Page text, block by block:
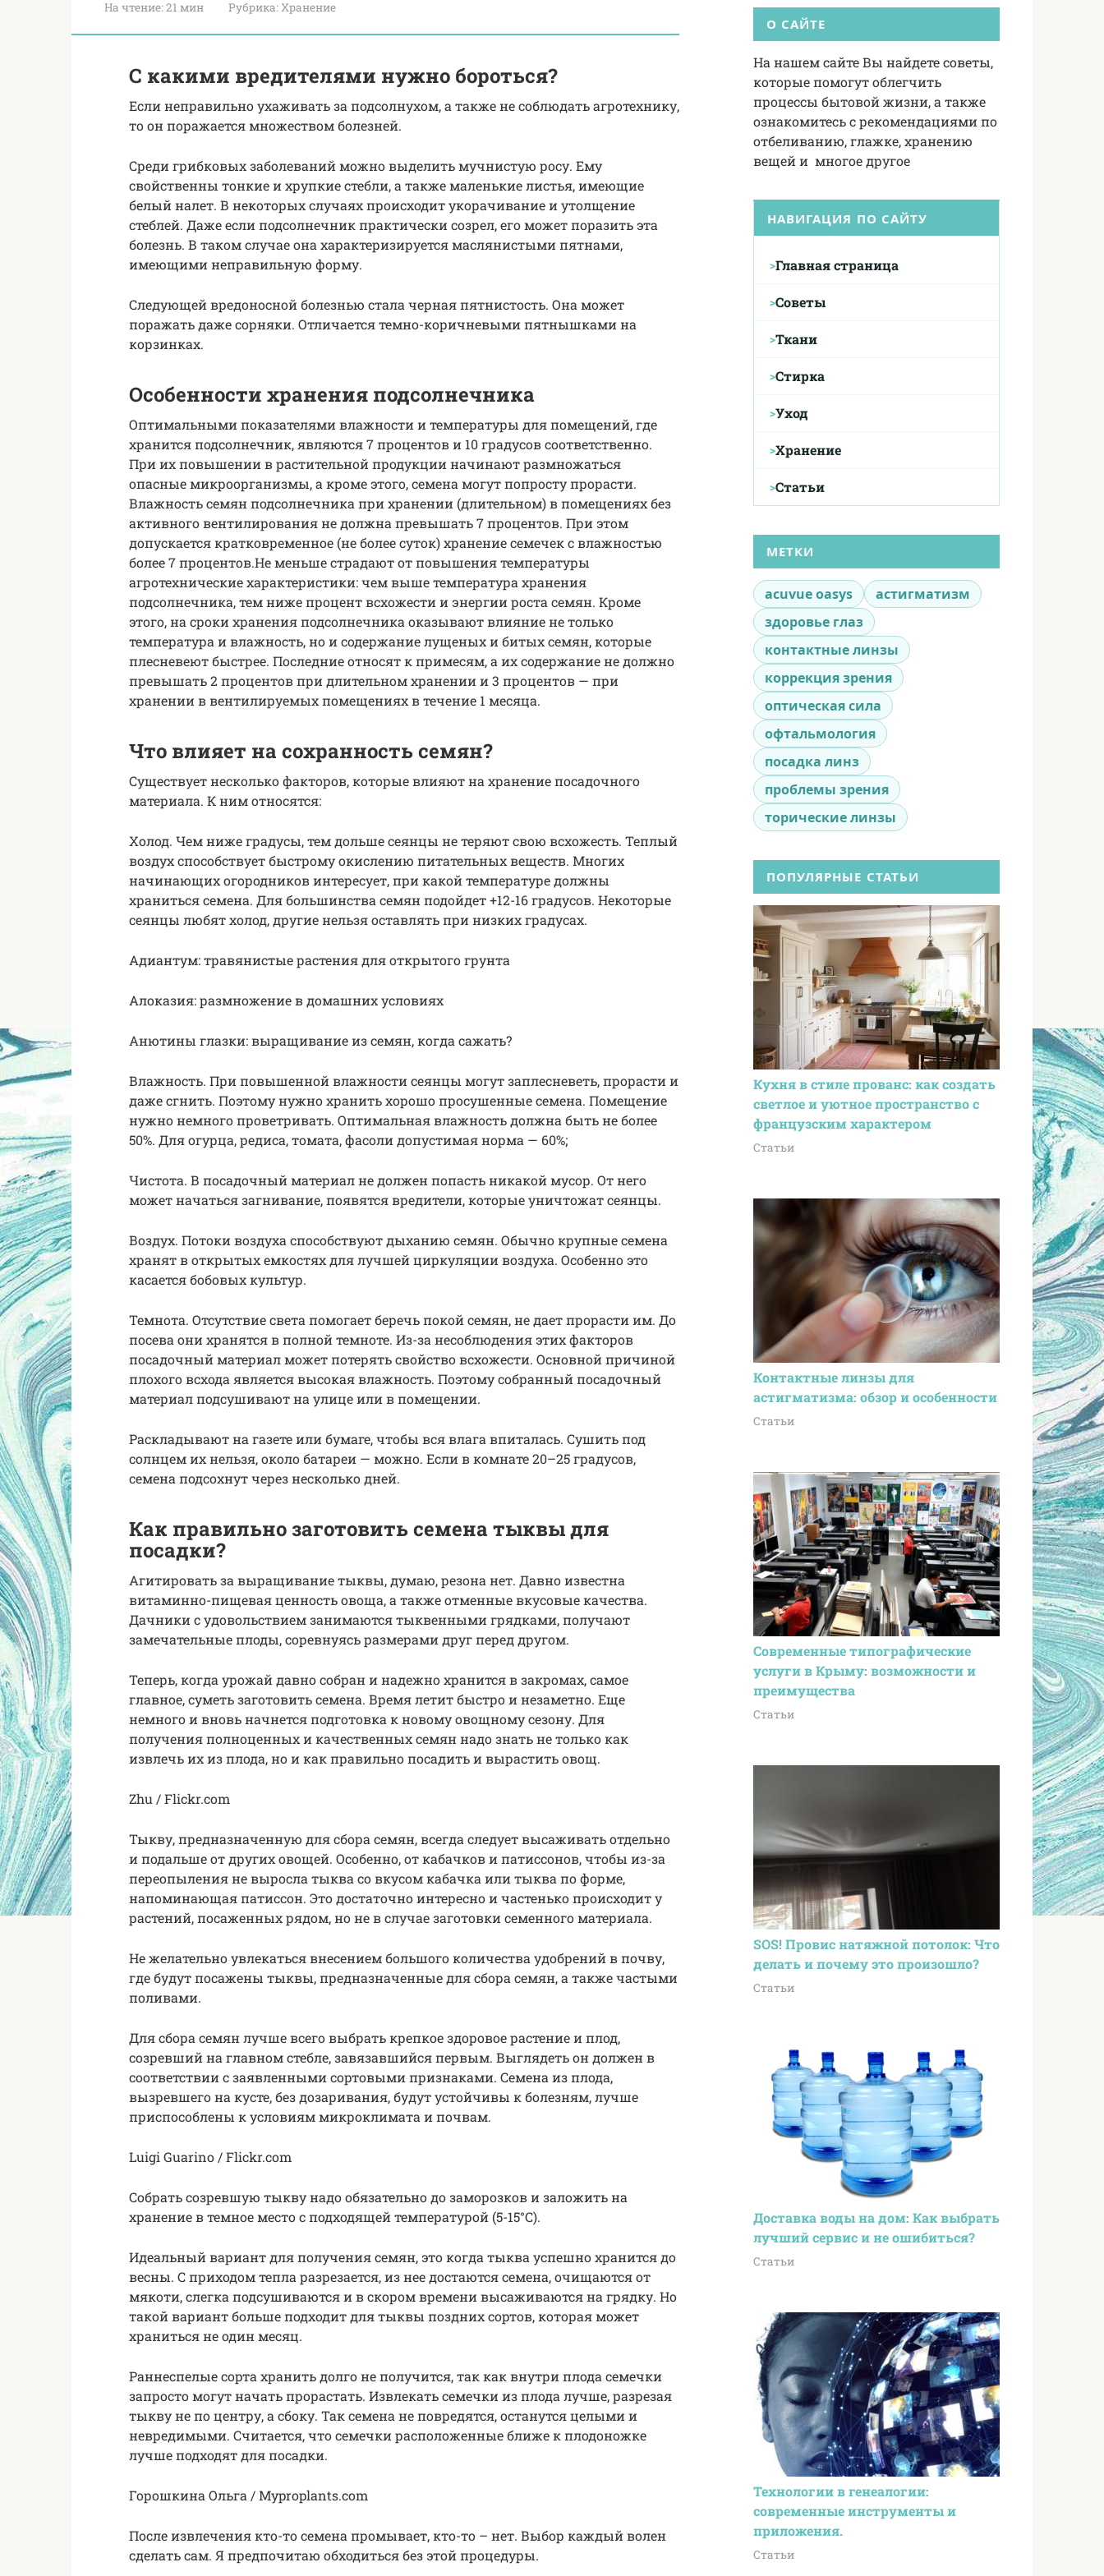
На чтение:21 мин Рубрика:Хранение
С какими вредителями нужно бороться?
Если неправильно ухаживать за подсолнухом, а также не соблюдать агротехнику,
то он поражается множеством болезней.
Среди грибковых заболеваний можно выделить мучнистую росу. Ему
свойственны тонкие и хрупкие стебли, а также маленькие листья, имеющие
белый налет. В некоторых случаях происходит укорачивание и утолщение
стеблей. Даже если подсолнечник практически созрел, его может поразить эта
болезнь. В таком случае она характеризируется маслянистыми пятнами,
имеющими неправильную форму.
Следующей вредоносной болезнью стала черная пятнистость. Она может
поражать даже сорняки. Отличается темно-коричневыми пятнышками на
корзинках.
Особенности хранения подсолнечника
Оптимальными показателями влажности и температуры для помещений, где
хранится подсолнечник, являются 7 процентов и 10 градусов соответственно.
При их повышении в растительной продукции начинают размножаться
опасные микроорганизмы, а кроме этого, семена могут попросту прорасти.
Влажность семян подсолнечника при хранении (длительном) в помещениях без
активного вентилирования не должна превышать 7 процентов. При этом
допускается кратковременное (не более суток) хранение семечек с влажностью
более 7 процентов.Не меньше страдают от повышения температуры
агротехнические характеристики: чем выше температура хранения
подсолнечника, тем ниже процент всхожести и энергии роста семян. Кроме
этого, на сроки хранения подсолнечника оказывают влияние не только
температура и влажность, но и содержание лущеных и битых семян, которые
плесневеют быстрее. Последние относят к примесям, а их содержание не должно
превышать 2 процентов при длительном хранении и 3 процентов — при
хранении в вентилируемых помещениях в течение 1 месяца.
Что влияет на сохранность семян?
Существует несколько факторов, которые влияют на хранение посадочного
материала. К ним относятся:
Холод. Чем ниже градусы, тем дольше сеянцы не теряют свою всхожесть. Теплый
воздух способствует быстрому окислению питательных веществ. Многих
начинающих огородников интересует, при какой температуре должны
храниться семена. Для большинства семян подойдет +12-16 градусов. Некоторые
сеянцы любят холод, другие нельзя оставлять при низких градусах.
Адиантум: травянистые растения для открытого грунта
Алоказия: размножение в домашних условиях
Анютины глазки: выращивание из семян, когда сажать?
Влажность. При повышенной влажности сеянцы могут заплесневеть, прорасти и
даже сгнить. Поэтому нужно хранить хорошо просушенные семена. Помещение
нужно немного проветривать. Оптимальная влажность должна быть не более
50%. Для огурца, редиса, томата, фасоли допустимая норма — 60%;
Чистота. В посадочный материал не должен попасть никакой мусор. От него
может начаться загнивание, появятся вредители, которые уничтожат сеянцы.
Воздух. Потоки воздуха способствуют дыханию семян. Обычно крупные семена
хранят в открытых емкостях для лучшей циркуляции воздуха. Особенно это
касается бобовых культур.
Темнота. Отсутствие света помогает беречь покой семян, не дает прорасти им. До
посева они хранятся в полной темноте. Из-за несоблюдения этих факторов
посадочный материал может потерять свойство всхожести. Основной причиной
плохого всхода является высокая влажность. Поэтому собранный посадочный
материал подсушивают на улице или в помещении.
Раскладывают на газете или бумаге, чтобы вся влага впиталась. Сушить под
солнцем их нельзя, около батареи — можно. Если в комнате 20–25 градусов,
семена подсохнут через несколько дней.
Как правильно заготовить семена тыквы для
посадки?
Агитировать за выращивание тыквы, думаю, резона нет. Давно известна
витаминно-пищевая ценность овоща, а также отменные вкусовые качества.
Дачники с удовольствием занимаются тыквенными грядками, получают
замечательные плоды, соревнуясь размерами друг перед другом.
Теперь, когда урожай давно собран и надежно хранится в закромах, самое
главное, суметь заготовить семена. Время летит быстро и незаметно. Еще
немного и вновь начнется подготовка к новому овощному сезону. Для
получения полноценных и качественных семян надо знать не только как
извлечь их из плода, но и как правильно посадить и вырастить овощ.
Zhu / Flickr.com
Тыкву, предназначенную для сбора семян, всегда следует высаживать отдельно
и подальше от других овощей. Особенно, от кабачков и патиссонов, чтобы из-за
переопыления не выросла тыква со вкусом кабачка или тыква по форме,
напоминающая патиссон. Это достаточно интересно и частенько происходит у
растений, посаженных рядом, но не в случае заготовки семенного материала.
Не желательно увлекаться внесением большого количества удобрений в почву,
где будут посажены тыквы, предназначенные для сбора семян, а также частыми
поливами.
Для сбора семян лучше всего выбрать крепкое здоровое растение и плод,
созревший на главном стебле, завязавшийся первым. Выглядеть он должен в
соответствии с заявленными сортовыми признаками. Семена из плода,
вызревшего на кусте, без дозаривания, будут устойчивы к болезням, лучше
приспособлены к условиям микроклимата и почвам.
Luigi Guarino / Flickr.com
Собрать созревшую тыкву надо обязательно до заморозков и заложить на
хранение в темное место с подходящей температурой (5-15°С).
Идеальный вариант для получения семян, это когда тыква успешно хранится до
весны. С приходом тепла разрезается, из нее достаются семена, очищаются от
мякоти, слегка подсушиваются и в скором времени высаживаются на грядку. Но
такой вариант больше подходит для тыквы поздних сортов, которая может
храниться не один месяц.
Раннеспелые сорта хранить долго не получится, так как внутри плода семечки
запросто могут начать прорастать. Извлекать семечки из плода лучше, разрезая
тыкву не по центру, а сбоку. Так семена не повредятся, останутся целыми и
невредимыми. Считается, что семечки расположенные ближе к плодоножке
лучше подходят для посадки.
Горошкина Ольга / Myproplants.com
После извлечения кто-то семена промывает, кто-то – нет. Выбор каждый волен
сделать сам. Я предпочитаю обходиться без этой процедуры.
О САЙТЕ
На нашем сайте Вы найдете советы,
которые помогут облегчить
процессы бытовой жизни, а также
ознакомитесь с рекомендациями по
отбеливанию, глажке, хранению
вещей и многое другое
НАВИГАЦИЯ ПО САЙТУ
Главная страница
Советы
Ткани
Стирка
Уход
Хранение
Статьи
МЕТКИ
acuvue oasys
астигматизм
здоровье глаз
контактные линзы
коррекция зрения
оптическая сила
офтальмология
посадка линз
проблемы зрения
торические линзы
ПОПУЛЯРНЫЕ СТАТЬИ
Кухня в стиле прованс: как создать
светлое и уютное пространство с
французским характером
Статьи
Контактные линзы для
астигматизма: обзор и особенности
Статьи
Современные типографические
услуги в Крыму: возможности и
преимущества
Статьи
SOS! Провис натяжной потолок: Что
делать и почему это произошло?
Статьи
Доставка воды на дом: Как выбрать
лучший сервис и не ошибиться?
Статьи
Технологии в генеалогии:
современные инструменты и
приложения.
Статьи